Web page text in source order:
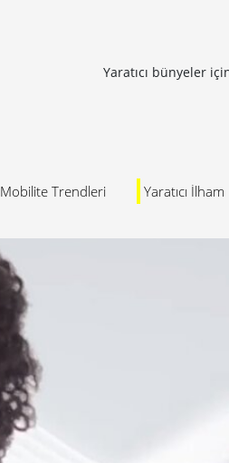
Yaratıcı bünyeler
Mobilite Trendleri Yaratıcı İlham